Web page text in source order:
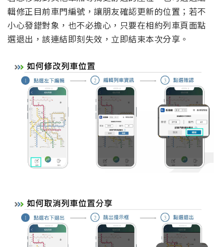
輯修正目前車門編號，讓朋友確認更新的位置；若不
小心發錯對象，也不必擔心，只要在相約列車頁面點
選退出，該連結即刻失效，立即結束本次分享。